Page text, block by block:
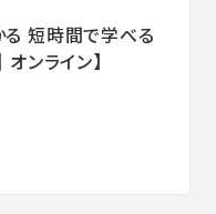
短時間で学べる
ンライン】